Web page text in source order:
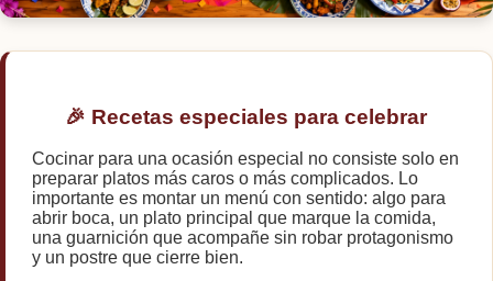
🥗
🌿
🎉 Recetas especiales para celebrar
Cocinar para una ocasión especial no consiste solo en
preparar platos más caros o más complicados. Lo
importante es montar un menú con sentido: algo para
abrir boca, un plato principal que marque la comida,
una guarnición que acompañe sin robar protagonismo
y un postre que cierre bien.